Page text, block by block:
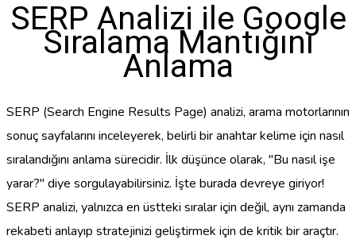
SERP Analizi ile Google
Sıralama Mantığını
Anlama
SERP (Search Engine Results Page) analizi, arama motorlarının
sonuç sayfalarını inceleyerek, belirli bir anahtar kelime için nasıl
sıralandığını anlama sürecidir. İlk düşünce olarak, "Bu nasıl işe
yarar?" diye sorgulayabilirsiniz. İşte burada devreye giriyor!
SERP analizi, yalnızca en üstteki sıralar için değil, aynı zamanda
rekabeti anlayıp stratejinizi geliştirmek için de kritik bir araçtır.